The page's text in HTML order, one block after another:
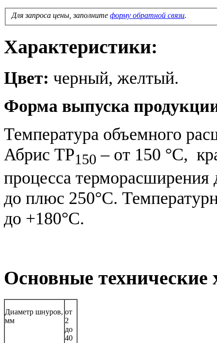
Для запроса цены, заполните форму обратной связи.
Характеристики:
Цвет: черный, желтый.
Форма выпуска
Температура объемного
Абрис ТР150 – от 150 °С,
процесса терморасширения
до плюс 250°С.
до +180°С.
Основные технические
Диаметр шнуров,
мм
от
2
до
40